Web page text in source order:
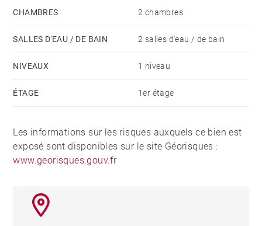
CHAMBRES 2 chambres
SALLES D'EAU / DE BAIN 2 salles d'eau / de bain
NIVEAUX 1 niveau
ÉTAGE 1er étage
Les informations sur les risques auxquels ce bien est
exposé sont disponibles sur le site Géorisques :
www.georisques.gouv.fr